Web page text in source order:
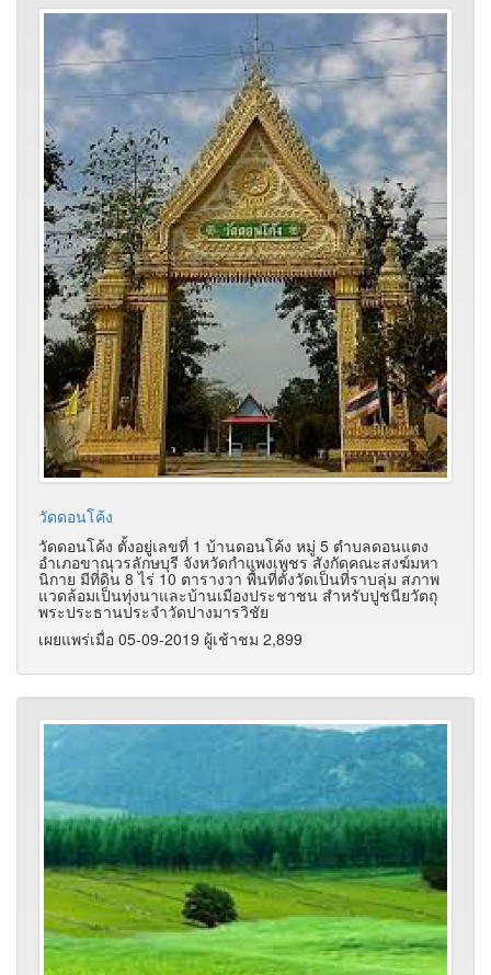
วัดดอนโค้ง
วัดดอนโค้ง ตั้งอยู่เลขที่ 1 บ้านดอนโค้ง หมู่ 5 ตำบลดอนแตง
อำเภอขาณุวรลักษบุรี จังหวัดกำแพงเพชร สังกัดคณะสงฆ์มหา
นิกาย มีที่ดิน 8 ไร่ 10 ตารางวา พื้นที่ตั้งวัดเป็นที่ราบลุ่ม สภาพ
แวดล้อมเป็นทุ่งนาและบ้านเมืองประชาชน สำหรับปูชนียวัตถุ
พระประธานประจำวัดปางมารวิชัย
เผยแพร่เมื่อ 05-09-2019 ผู้เช้าชม 2,899